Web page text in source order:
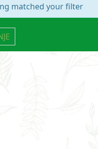
matched your filter